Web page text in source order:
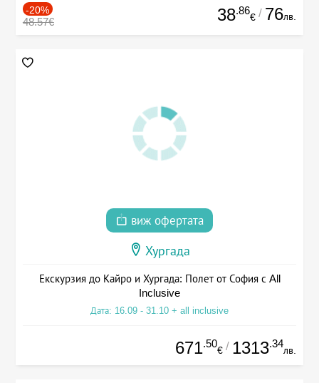
-20%
48.57€ 38.86
€ / 76лв.
виж офертата
Хургада
Екскурзия до Кайро и Хургада: Полет от София с All
Inclusive
Дата: 16.09 - 31.10 + all inclusive
671.50
€ / 1313.34
лв.